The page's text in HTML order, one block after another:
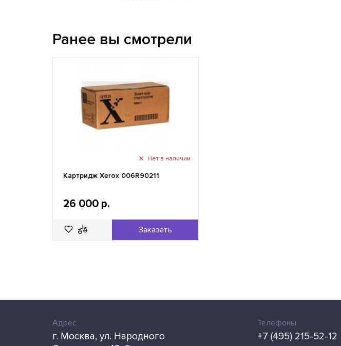
Ранее вы смотрели
Нет в наличии
Картридж Xerox 006R90211
26 000 р.
Заказать
Адрес
г. Москва, ул. Народного
Телефоны
+7 (495) 215-52-12